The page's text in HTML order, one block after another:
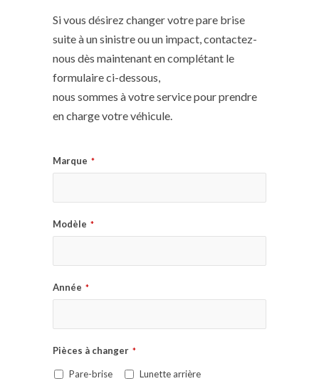
Si vous désirez changer votre pare brise
suite à un sinistre ou un impact, contactez-
nous dès maintenant en complétant le
formulaire ci-dessous,
nous sommes à votre service pour prendre
en charge votre véhicule.
Marque *
Modèle *
Année *
Pièces à changer *
Pare-brise Lunette arrière